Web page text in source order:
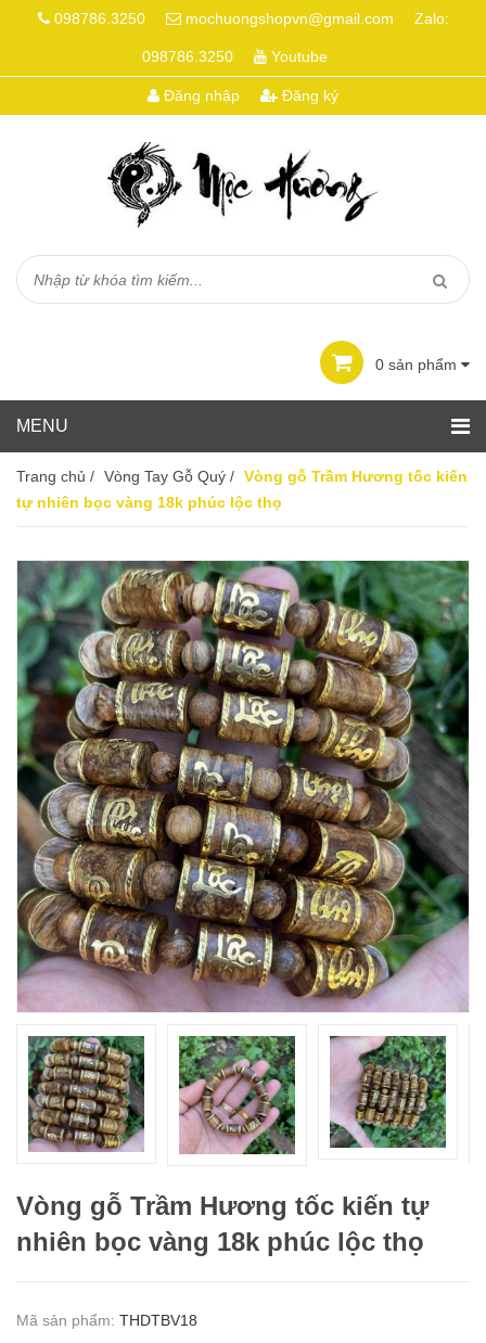
098786.3250 mochuongshopvn@gmail.com Zalo:
098786.3250 Youtube
Đăng nhập Đăng ký
0 sản phẩm
Trang chủ / Vòng Tay Gỗ Quý / Vòng gỗ Trầm Hương tốc kiến
tự nhiên bọc vàng 18k phúc lộc thọ
Vòng gỗ Trầm Hương tốc kiến tự
nhiên bọc vàng 18k phúc lộc thọ
Mã sản phẩm: THDTBV18